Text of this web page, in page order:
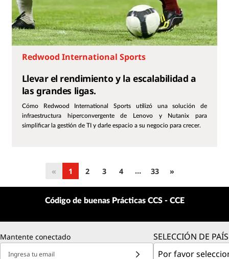
Redwood International Sports
Llevar el rendimiento y la escalabilidad a
las grandes ligas.
Cómo Redwood International Sports utilizó una solución de
infraestructura hiperconvergente de Lenovo y Nutanix para
simplificar la gestión de TI y darle espacio a su negocio para crecer.
« 1 2 3 4 … 33 »
Código de buenas Prácticas CCS - CCE
Mantente conectado
Ingresa tu email
SELECCIÓN DE PAÍS